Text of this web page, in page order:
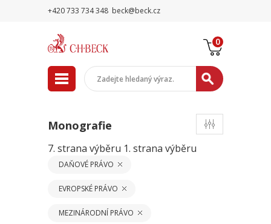
+420 733 734 348 beck@beck.cz
0
Monografie
7. strana výběru 1. strana výběru
DAŇOVÉ PRÁVO
EVROPSKÉ PRÁVO
MEZINÁRODNÍ PRÁVO